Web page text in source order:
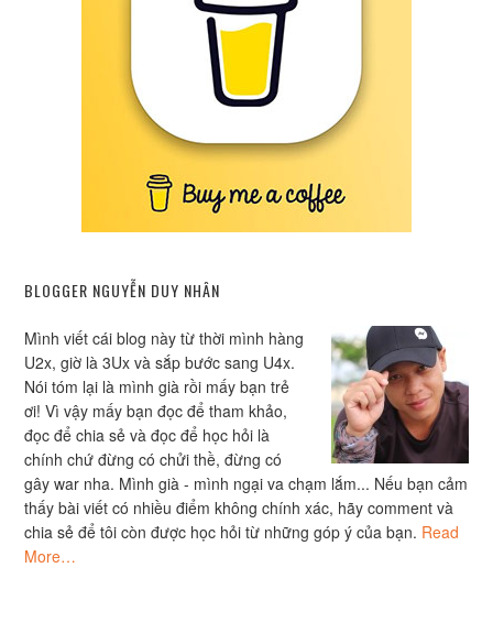
BLOGGER NGUYỄN DUY NHÂN
Mình viết cái blog này từ thời mình hàng
U2x, giờ là 3Ux và sắp bước sang U4x.
Nói tóm lại là mình già rồi mấy bạn trẻ
ơi! Vì vậy mấy bạn đọc để tham khảo,
đọc để chia sẻ và đọc để học hỏi là
chính chứ đừng có chửi thề, đừng có
gây war nha. Mình già - mình ngại va chạm lắm... Nếu bạn cảm
thấy bài viết có nhiều điểm không chính xác, hãy comment và
chia sẻ để tôi còn được học hỏi từ những góp ý của bạn. Read
More…